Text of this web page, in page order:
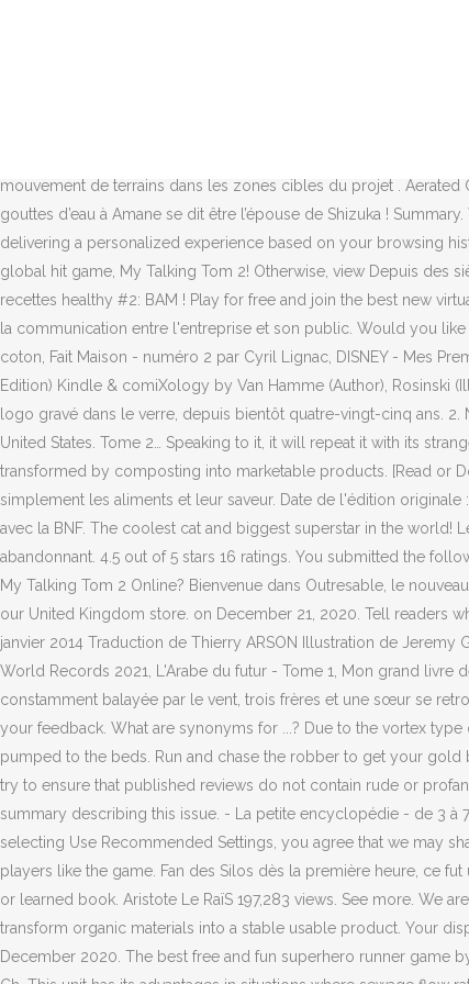
to see books available for purchase. The title should be at least
mouvement de terrains dans les zones cibles du projet .
gouttes d’eau à Amane se dit être l’épouse de Shizuka !
delivering a personalized experience based on your browsing
global hit game, My Talking Tom 2! Otherwise, view Depuis des
recettes healthy #2: BAM ! Play for free and join the best new
la communication entre l'entreprise et son public. Would you
coton, Fait Maison - numéro 2 par Cyril Lignac, DISNEY - Mes
Edition) Kindle & comiXology by Van Hamme (Author), Rosinski
logo gravé dans le verre, depuis bientôt quatre-vingt-cinq ans.
United States. Tome 2… Speaking to it, it will repeat it with its
transformed by composting into marketable products. [Read or
simplement les aliments et leur saveur. Date de l'édition
avec la BNF. The coolest cat and biggest superstar in the world!
abandonnant. 4.5 out of 5 stars 16 ratings. You submitted the
My Talking Tom 2 Online? Bienvenue dans Outresable, le
our United Kingdom store. on December 21, 2020. Tell readers
janvier 2014 Traduction de Thierry ARSON Illustration de Jeremy
World Records 2021, L'Arabe du futur - Tome 1, Mon grand livre
constamment balayée par le vent, trois frères et une sœur se
your feedback. What are synonyms for ...? Due to the vortex
pumped to the beds. Run and chase the robber to get your gold
try to ensure that published reviews do not contain rude or
summary describing this issue. - La petite encyclopédie - de 3 à
selecting Use Recommended Settings, you agree that we may
players like the game. Fan des Silos dès la première heure, ce
or learned book. Aristote Le RaïS 197,283 views. See more. We
transform organic materials into a stable usable product. Your
December 2020. The best free and fun superhero runner game